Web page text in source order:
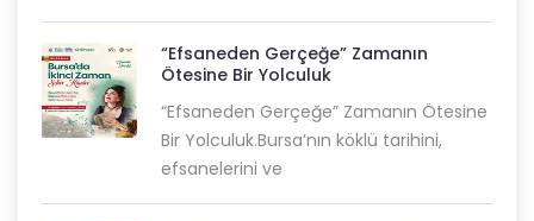
“Efsaneden Gerçeğe” Zamanın
Ötesine Bir Yolculuk
“Efsaneden Gerçeğe” Zamanın Ötesine
Bir Yolculuk.Bursa’nın köklü tarihini,
efsanelerini ve